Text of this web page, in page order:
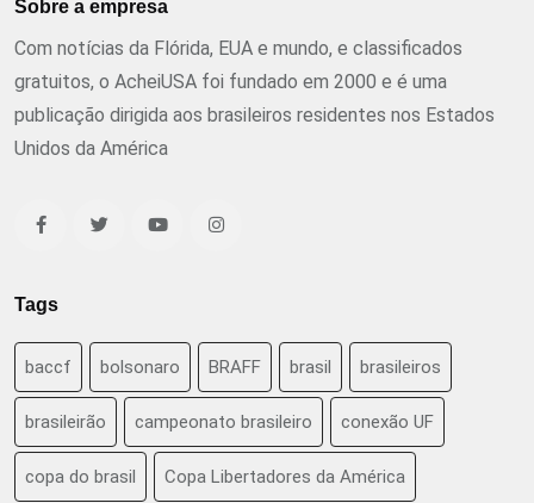
Sobre a empresa
Com notícias da Flórida, EUA e mundo, e classificados
gratuitos, o AcheiUSA foi fundado em 2000 e é uma
publicação dirigida aos brasileiros residentes nos Estados
Unidos da América
Tags
baccf bolsonaro BRAFF brasil brasileiros
brasileirão campeonato brasileiro conexão UF
copa do brasil Copa Libertadores da América